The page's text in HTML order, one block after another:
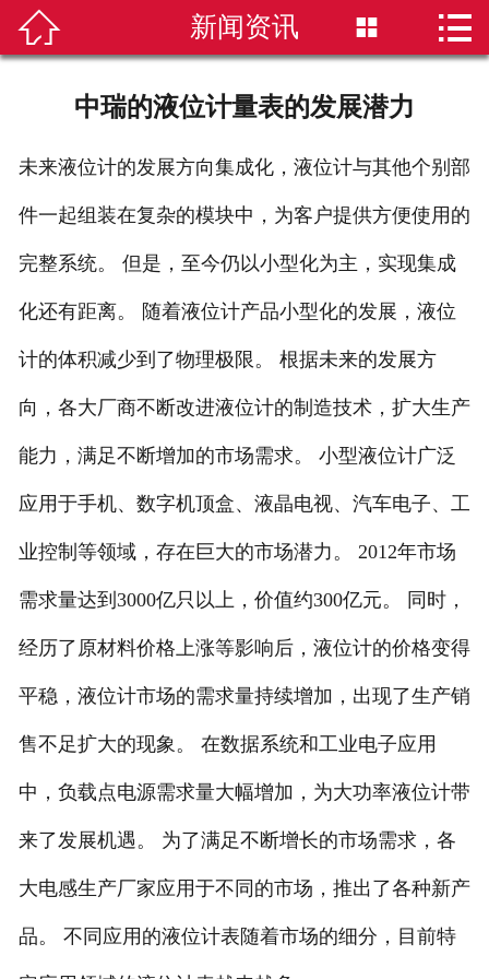
 首页
液位计选型
新闻资讯
技术知识
 新闻资讯  
中瑞的液位计量表的发展潜力
未来液位计的发展方向集成化，液位计与其他个别部
件一起组装在复杂的模块中，为客户提供方便使用的
完整系统。 但是，至今仍以小型化为主，实现集成
化还有距离。 随着液位计产品小型化的发展，液位
计的体积减少到了物理极限。 根据未来的发展方
向，各大厂商不断改进液位计的制造技术，扩大生产
能力，满足不断增加的市场需求。 小型液位计广泛
应用于手机、数字机顶盒、液晶电视、汽车电子、工
业控制等领域，存在巨大的市场潜力。 2012年市场
需求量达到3000亿只以上，价值约300亿元。 同时，
经历了原材料价格上涨等影响后，液位计的价格变得
平稳，液位计市场的需求量持续增加，出现了生产销
售不足扩大的现象。 在数据系统和工业电子应用
中，负载点电源需求量大幅增加，为大功率液位计带
来了发展机遇。 为了满足不断增长的市场需求，各
大电感生产厂家应用于不同的市场，推出了各种新产
品。 不同应用的液位计表随着市场的细分，目前特